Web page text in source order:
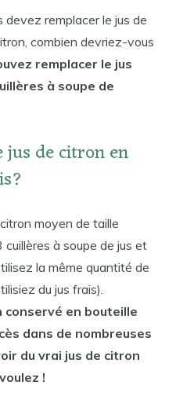
devez remplacer le jus de
combien devriez-vous
remplacer le jus
à soupe de
de citron en
citron moyen de taille
à soupe de jus et
la même quantité de
du jus frais).
conservé en bouteille
dans de nombreuses
du vrai jus de citron
!